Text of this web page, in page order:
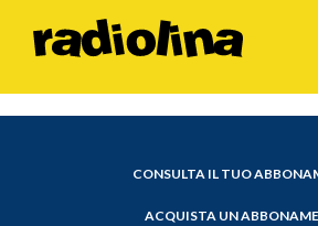
CONSULTA IL TUO
ACQUISTA UN